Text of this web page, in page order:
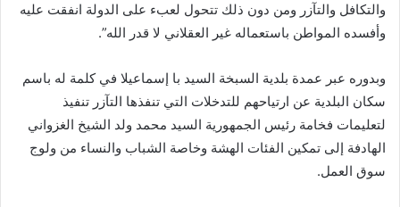
والتكافل والتآزر ومن دون ذلك تتحول لعبء على الدولة انفقت عليه
وأفسده المواطن باستعماله غير العقلاني لا قدر الله”.
وبدوره عبر عمدة بلدية السبخة السيد با إسماعيلا في كلمة له باسم
سكان البلدية عن ارتياحهم للتدخلات التي تنفذها التآزر تنفيذ
لتعليمات فخامة رئيس الجمهورية السيد محمد ولد الشيخ الغزواني
الهادفة إلى تمكين الفئات الهشة وخاصة الشباب والنساء من ولوج
سوق العمل.